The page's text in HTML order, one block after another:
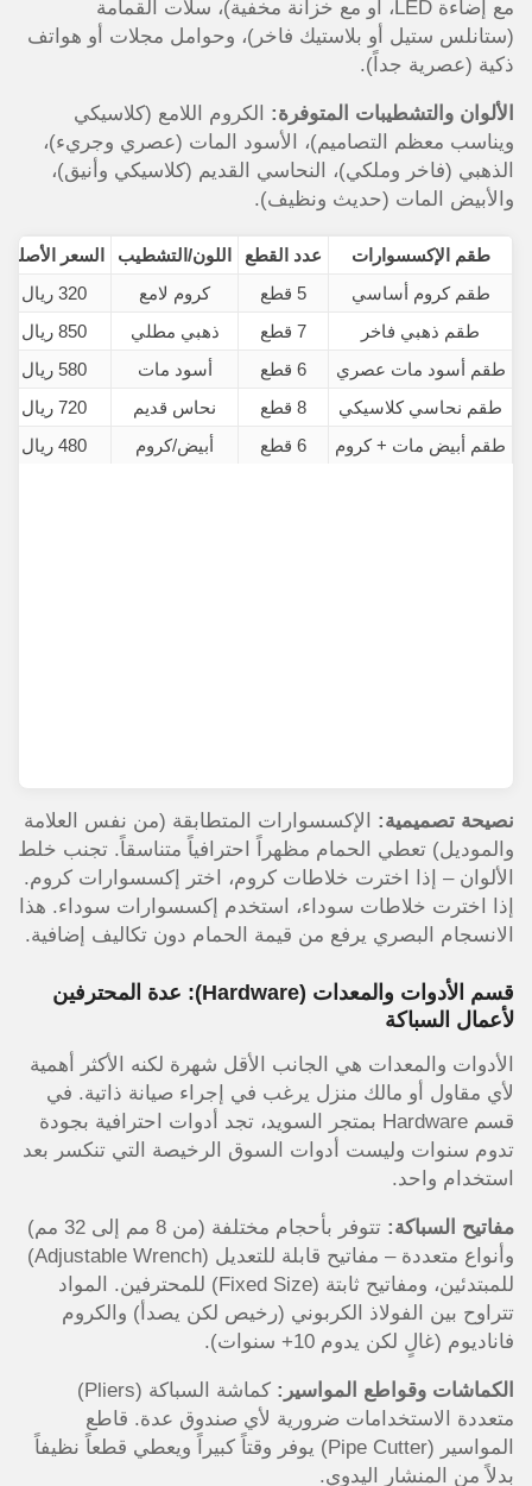
مع إضاءة LED، أو مع خزانة مخفية)، سلات القمامة
(ستانلس ستيل أو بلاستيك فاخر)، وحوامل مجلات أو هواتف
ذكية (عصرية جداً).
الألوان والتشطيبات المتوفرة:
الكروم اللامع (كلاسيكي
ويناسب معظم التصاميم)، الأسود المات (عصري وجريء)،
الذهبي (فاخر وملكي)، النحاسي القديم (كلاسيكي وأنيق)،
والأبيض المات (حديث ونظيف).
طقم الإكسسوارات عدد القطع اللون/التشطيب
السعر الأصلي
طقم كروم أساسي
5 قطع كروم لامع
320 ريال
طقم ذهبي فاخر
7 قطع ذهبي مطلي
850 ريال
طقم أسود مات عصري
6 قطع أسود مات
580 ريال
طقم نحاسي كلاسيكي
8 قطع نحاس قديم
720 ريال
طقم أبيض مات + كروم
6 قطع أبيض/كروم 480 ريال
نصيحة تصميمية:
الإكسسوارات المتطابقة (من نفس العلامة
والموديل) تعطي الحمام مظهراً احترافياً متناسقاً. تجنب خلط
الألوان – إذا اخترت خلاطات كروم، اختر إكسسوارات كروم.
إذا اخترت خلاطات سوداء، استخدم إكسسوارات سوداء. هذا
الانسجام البصري يرفع من قيمة الحمام دون تكاليف إضافية.
قسم الأدوات والمعدات (Hardware): عدة المحترفين
لأعمال السباكة
الأدوات والمعدات هي الجانب الأقل شهرة لكنه الأكثر أهمية
لأي مقاول أو مالك منزل يرغب في إجراء صيانة ذاتية. في
قسم Hardware بمتجر السويد، تجد أدوات احترافية بجودة
تدوم سنوات وليست أدوات السوق الرخيصة التي تنكسر بعد
استخدام واحد.
مفاتيح السباكة:
تتوفر بأحجام مختلفة (من 8 مم إلى 32 مم)
وأنواع متعددة – مفاتيح قابلة للتعديل (Adjustable Wrench)
للمبتدئين، ومفاتيح ثابتة (Fixed Size) للمحترفين. المواد
تتراوح بين الفولاذ الكربوني (رخيص لكن يصدأ) والكروم
فاناديوم (غالٍ لكن يدوم 10+ سنوات).
الكماشات وقواطع المواسير:
كماشة السباكة (Pliers)
متعددة الاستخدامات ضرورية لأي صندوق عدة. قاطع
المواسير (Pipe Cutter) يوفر وقتاً كبيراً ويعطي قطعاً نظيفاً
بدلاً من المنشار اليدوي.